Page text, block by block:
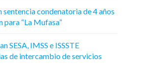
sentencia condenatoria de 4 años
para “La Mufasa”
SESA, IMSS e ISSSTE
de intercambio de servicios